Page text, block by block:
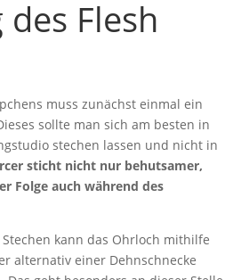
Flesh
muss zunächst einmal ein
sollte man sich am besten in
stechen lassen und nicht in
sticht nicht nur behutsamer,
Folge auch während des
kann das Ohrloch mithilfe
alternativ einer Dehnschnecke